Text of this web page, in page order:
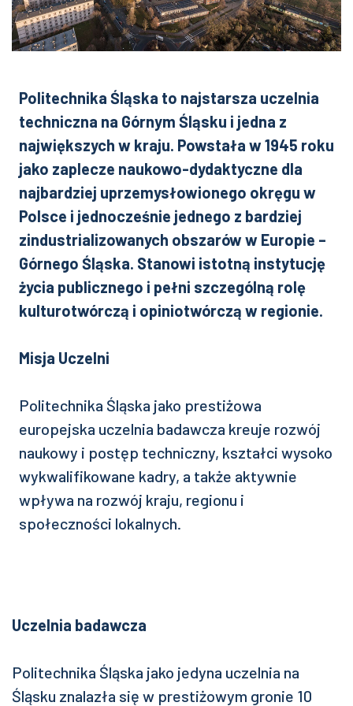
Politechnika Śląska to najstarsza uczelnia
techniczna na Górnym Śląsku i jedna z
największych w kraju. Powstała w 1945 roku
jako zaplecze naukowo-dydaktyczne dla
najbardziej uprzemysłowionego okręgu w
Polsce i jednocześnie jednego z bardziej
zindustrializowanych obszarów w Europie –
Górnego Śląska. Stanowi istotną instytucję
życia publicznego i pełni szczególną rolę
kulturotwórczą i opiniotwórczą w regionie.
Misja Uczelni
Politechnika Śląska jako prestiżowa
europejska uczelnia badawcza kreuje rozwój
naukowy i postęp techniczny, kształci wysoko
wykwalifikowane kadry, a także aktywnie
wpływa na rozwój kraju, regionu i
społeczności lokalnych.
Uczelnia badawcza
Politechnika Śląska jako jedyna uczelnia na
Śląsku znalazła się w prestiżowym gronie 10